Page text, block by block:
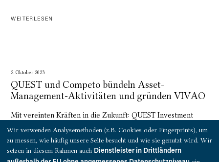
WEITERLESEN
2. Oktober 2023
QUEST und Competo bündeln Asset-
Management-Aktivitäten und gründen VIVAO
Mit vereinten Kräften in die Zukunft: QUEST Investment
Investment und Asset Management GmbH gegründet. Beide
Unternehmen bringen ihre bestehenden Fonds- und Asset-
Management-Mandate für Bestandsimmobilien in die neu
Wir verwenden Analysemethoden (z.B. Cookies oder Fingerprints), um
zu messen, wie häufig unsere Seite besucht und wie sie genutzt wird. Wir
setzen in diesem Rahmen auch Dienstleister in Drittländern